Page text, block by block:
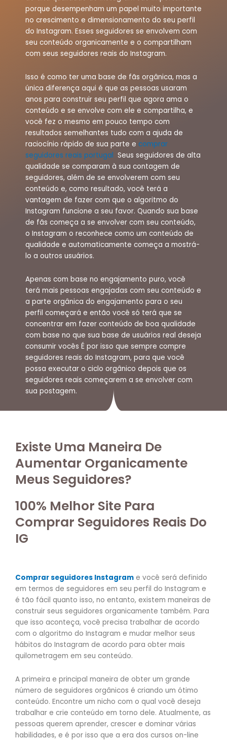
porque desempenham um papel muito importante
no crescimento e dimensionamento do seu perfil
do Instagram. Esses seguidores se envolvem com
seu conteúdo organicamente e o compartilham
com seus seguidores reais do Instagram.
Isso é como ter uma base de fãs orgânica, mas a
única diferença aqui é que as pessoas usaram
anos para construir seu perfil que agora ama o
conteúdo e se envolve com ele e compartilha, e
você fez o mesmo em pouco tempo com
resultados semelhantes tudo com a ajuda de
raciocínio rápido de sua parte e comprar
seguidores reais portugal Seus seguidores de alta
qualidade se comparam à sua contagem de
seguidores, além de se envolverem com seu
conteúdo e, como resultado, você terá a
vantagem de fazer com que o algoritmo do
Instagram funcione a seu favor. Quando sua base
de fãs começa a se envolver com seu conteúdo,
o Instagram o reconhece como um conteúdo de
qualidade e automaticamente começa a mostrá-
lo a outros usuários.
Apenas com base no engajamento puro, você
terá mais pessoas engajadas com seu conteúdo e
a parte orgânica do engajamento para o seu
perfil começará e então você só terá que se
concentrar em fazer conteúdo de boa qualidade
com base no que sua base de usuários real deseja
consumir vocês É por isso que sempre compre
seguidores reais do Instagram, para que você
possa executar o ciclo orgânico depois que os
seguidores reais começarem a se envolver com
sua postagem.
Existe Uma Maneira De
Aumentar Organicamente
Meus Seguidores?​
100% Melhor Site Para
Comprar Seguidores Reais Do
IG​
Comprar seguidores Instagram e você será definido
em termos de seguidores em seu perfil do Instagram e
é tão fácil quanto isso, no entanto, existem maneiras de
construir seus seguidores organicamente também. Para
que isso aconteça, você precisa trabalhar de acordo
com o algoritmo do Instagram e mudar melhor seus
hábitos do Instagram de acordo para obter mais
quilometragem em seu conteúdo.
A primeira e principal maneira de obter um grande
número de seguidores orgânicos é criando um ótimo
conteúdo. Encontre um nicho com o qual você deseja
trabalhar e crie conteúdo em torno dele. Atualmente, as
pessoas querem aprender, crescer e dominar várias
habilidades, e é por isso que a era dos cursos on-line